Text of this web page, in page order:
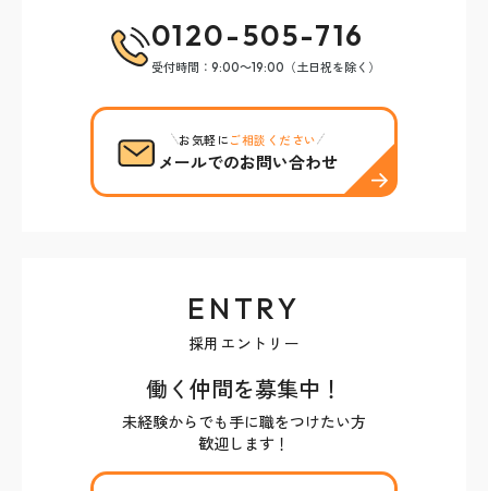
0120-505-716
受付時間：9:00～19:00（土日祝を除く）
お気軽にご相談ください
メールでのお問い合わせ
ENTRY
採用エントリー
働く仲間を募集中！
未経験からでも手に職をつけたい方
歓迎します！